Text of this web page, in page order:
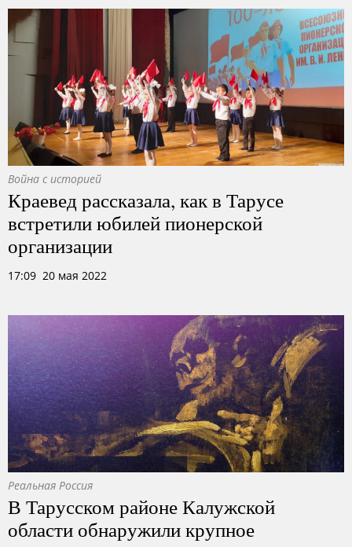
Война с историей
Краевед рассказала, как в Тарусе
встретили юбилей пионерской
организации
17:09 20 мая 2022
Реальная Россия
В Тарусском районе Калужской
области обнаружили крупное